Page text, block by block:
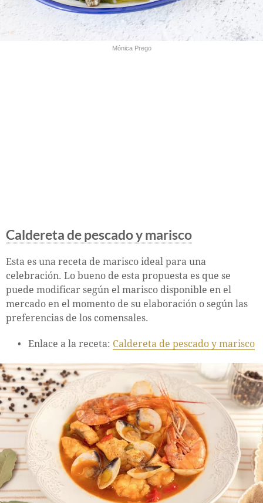
Mónica Prego
Caldereta de pescado y marisco
Esta es una receta de marisco ideal para una
celebración. Lo bueno de esta propuesta es que se
puede modificar según el marisco disponible en el
mercado en el momento de su elaboración o según las
preferencias de los comensales.
Enlace a la receta: Caldereta de pescado y marisco